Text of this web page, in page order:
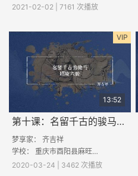
2021-02-02 | 7161 次播放
VIP
13:52
第十课：名留千古的骏马-昭陵六骏
梦享家： 齐吉祥
学校： 重庆市酉阳县麻旺镇白竹小学校
2020-03-24 | 3462 次播放